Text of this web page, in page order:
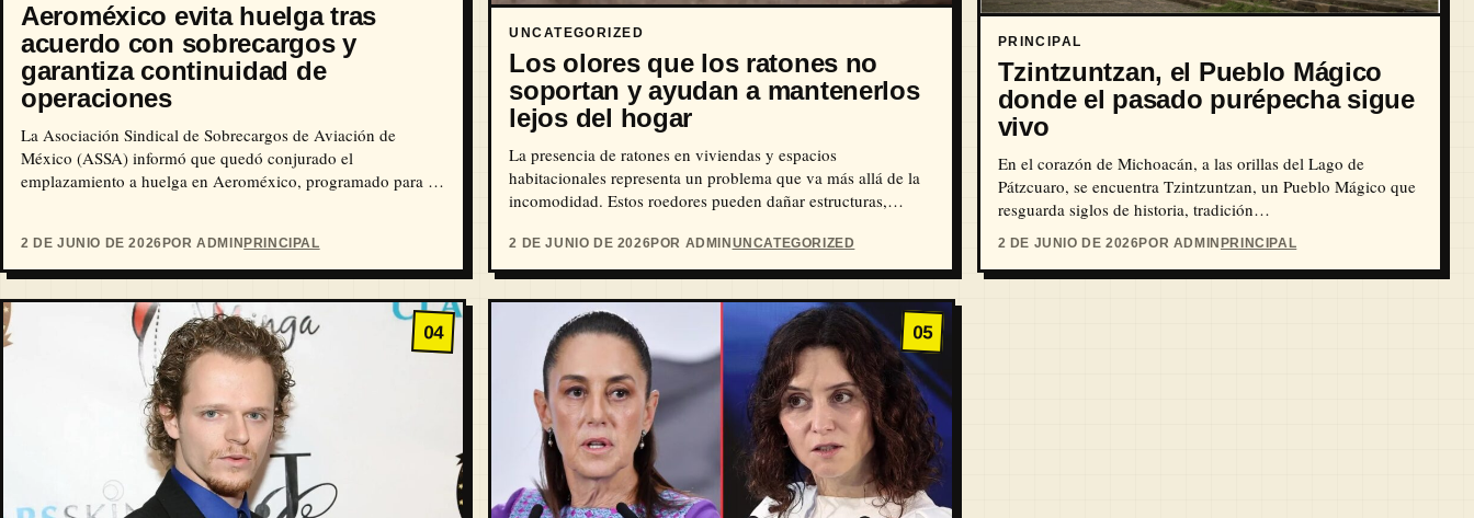
Aeroméxico evita huelga tras
acuerdo con sobrecargos y
garantiza continuidad de
operaciones
La Asociación Sindical de Sobrecargos de Aviación de
México (ASSA) informó que quedó conjurado el
emplazamiento a huelga en Aeroméxico, programado para el
2 DE JUNIO DE 2026 POR ADMIN PRINCIPAL
UNCATEGORIZED
Los olores que los ratones no
soportan y ayudan a mantenerlos
lejos del hogar
La presencia de ratones en viviendas y espacios
habitacionales representa un problema que va más allá de la
incomodidad. Estos roedores pueden dañar estructuras,…
2 DE JUNIO DE 2026POR ADMIN UNCATEGORIZED
PRINCIPAL
Tzintzuntzan, el Pueblo Mágico
donde el pasado purépecha sigue
vivo
En el corazón de Michoacán, a las orillas del Lago de
Pátzcuaro, se encuentra Tzintzuntzan, un Pueblo Mágico que
resguarda siglos de historia, tradición…
2 DE JUNIO DE 2026POR ADMIN PRINCIPAL
04 05